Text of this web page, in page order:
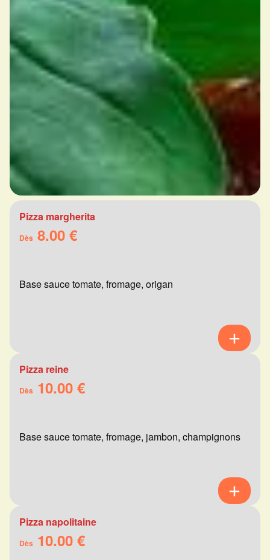
Pizza margherita
Dès 8.00 €
Base sauce tomate, fromage, origan
Pizza reine
Dès 10.00 €
Base sauce tomate, fromage, jambon, champignons
Pizza napolitaine
Dès 10.00 €